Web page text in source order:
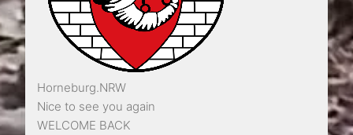
Horneburg.NRW
Nice to see you again
WELCOME BACK